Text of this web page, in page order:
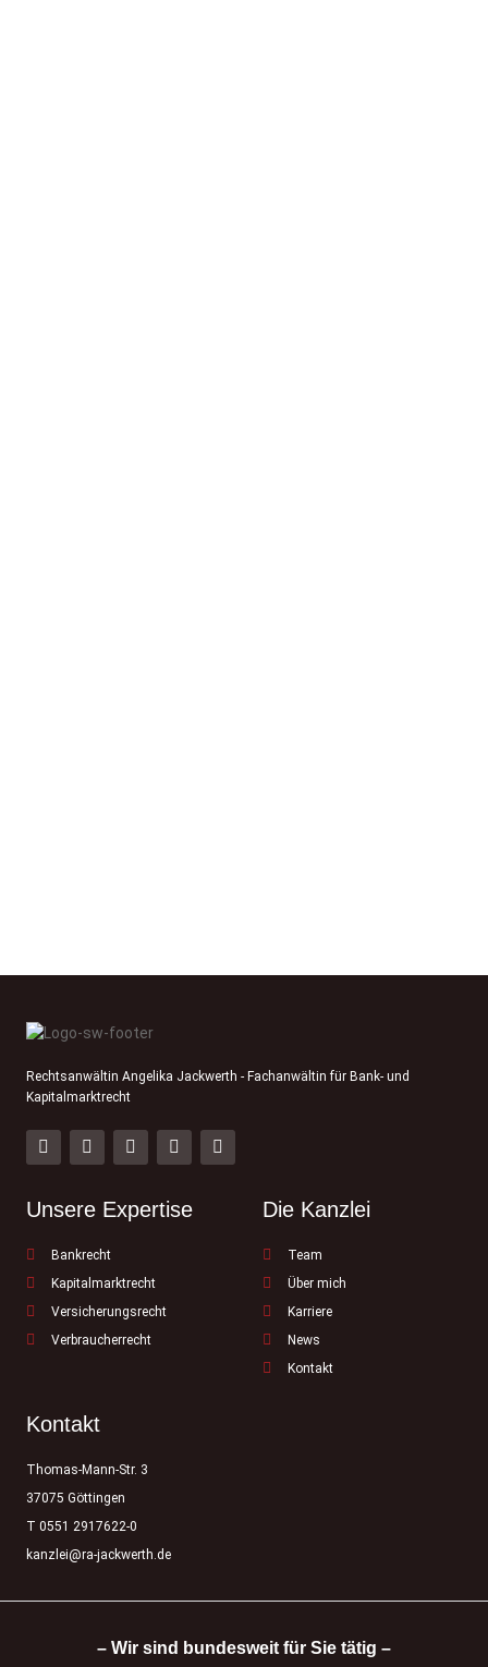
Rechtsanwältin Angelika Jackwerth - Fachanwältin für Bank- und
Kapitalmarktrecht
Unsere Expertise
Bankrecht
Kapitalmarktrecht
Versicherungsrecht
Verbraucherrecht
Die Kanzlei
Team
Über mich
Karriere
News
Kontakt
Kontakt
Thomas-Mann-Str. 3
37075 Göttingen
T 0551 2917622-0
kanzlei@ra-jackwerth.de
– Wir sind bundesweit für Sie tätig –